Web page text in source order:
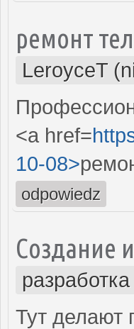
ремонт
LeroyceT
<a href=
10-08>
odpowiedz
Создание
Тут делают